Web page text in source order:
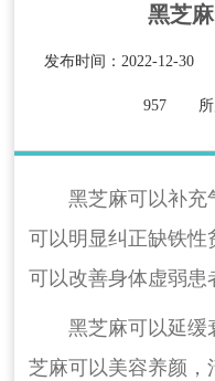
黑芝
发布时间：2022-12-30
957
黑芝麻可以补充
可以明显纠正缺铁
可以改善身体虚弱患
黑芝麻可以延缓
芝麻可以美容养颜